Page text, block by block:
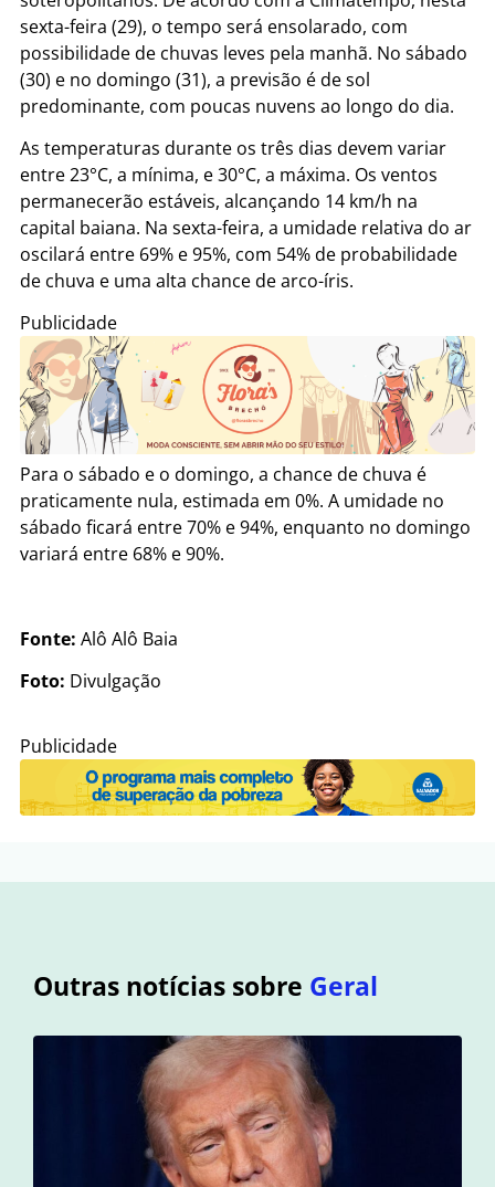
sexta-feira (29), o tempo será ensolarado, com
possibilidade de chuvas leves pela manhã. No sábado
(30) e no domingo (31), a previsão é de sol
predominante, com poucas nuvens ao longo do dia.
As temperaturas durante os três dias devem variar
entre 23°C, a mínima, e 30°C, a máxima. Os ventos
permanecerão estáveis, alcançando 14 km/h na
capital baiana. Na sexta-feira, a umidade relativa do ar
oscilará entre 69% e 95%, com 54% de probabilidade
de chuva e uma alta chance de arco-íris.
Publicidade
Para o sábado e o domingo, a chance de chuva é
praticamente nula, estimada em 0%. A umidade no
sábado ficará entre 70% e 94%, enquanto no domingo
variará entre 68% e 90%.
Fonte: Alô Alô Baia
Foto: Divulgação
Publicidade
Outras notícias sobre Geral